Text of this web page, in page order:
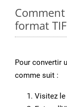
format
Pour convertir
comme suit :
Visitez le